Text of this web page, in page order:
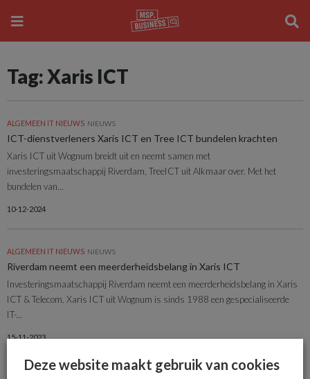
Tag: Xaris ICT
ALGEMEEN IT NIEUWS NIEUWS
ICT-dienstverleners Xaris ICT en Tree ICT bundelen krachten
Xaris ICT uit Wognum breidt uit en neemt samen met
investeringsmaatschappij Riverdam, TreeICT uit Alkmaar over. Met het
bundelen van...
10-12-2024
ALGEMEEN IT NIEUWS NIEUWS
Riverdam neemt een meerderheidsbelang in Xaris ICT
Investeringsmaatschappij Riverdam neemt een meerderheidsbelang in Xaris
ICT & Telecom. Xaris ICT uit Wognum is sinds 1988 een gespecialiseerde
IT-...
15-11-2023
Deze website maakt gebruik van cookies